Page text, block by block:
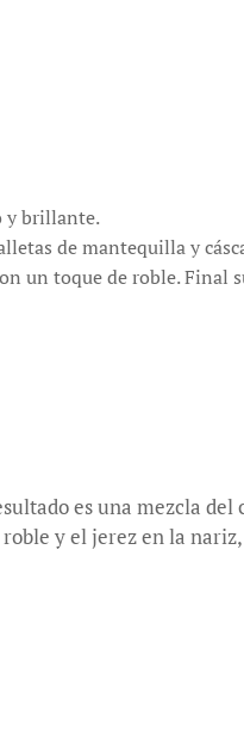
y brillante.
de mantequilla y
un toque de roble. Final
es una mezcla del
y el jerez en la